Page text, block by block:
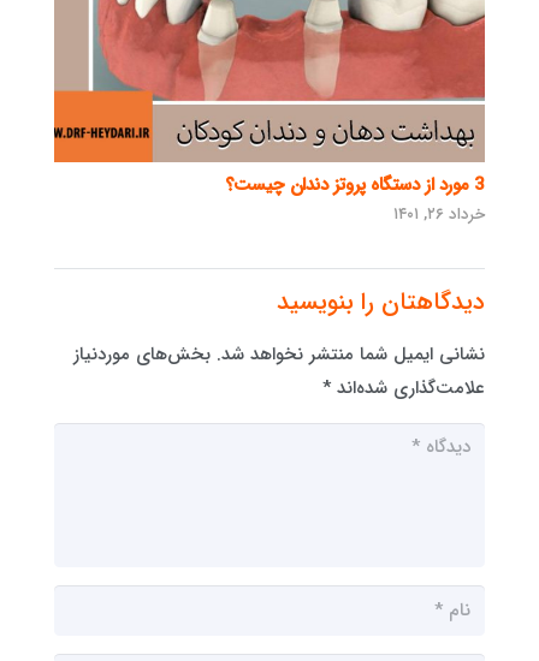
3 مورد از دستگاه پروتز دندان چیست؟
خرداد ۲۶, ۱۴۰۱
دیدگاهتان را بنویسید
نشانی ایمیل شما منتشر نخواهد شد. بخش‌های موردنیاز
علامت‌گذاری شده‌اند *